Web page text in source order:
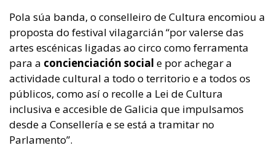
Pola súa banda, o conselleiro de Cultura encomiou a
proposta do festival vilagarcián “por valerse das
artes escénicas ligadas ao circo como ferramenta
para a concienciación social e por achegar a
actividade cultural a todo o territorio e a todos os
públicos, como así o recolle a Lei de Cultura
inclusiva e accesible de Galicia que impulsamos
desde a Consellería e se está a tramitar no
Parlamento”.